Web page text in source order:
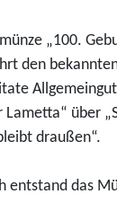
„100.
den
über
draußen“.
entstand das